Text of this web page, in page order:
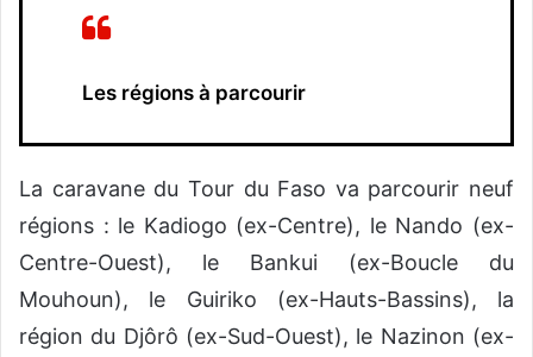
Les régions à parcourir
La caravane du Tour du Faso va parcourir neuf
régions : le Kadiogo (ex-Centre), le Nando (ex-
Centre-Ouest), le Bankui (ex-Boucle du
Mouhoun), le Guiriko (ex-Hauts-Bassins), la
région du Djôrô (ex-Sud-Ouest), le Nazinon (ex-